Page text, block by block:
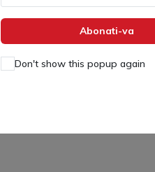
Abonati-va
Don't show this popup again